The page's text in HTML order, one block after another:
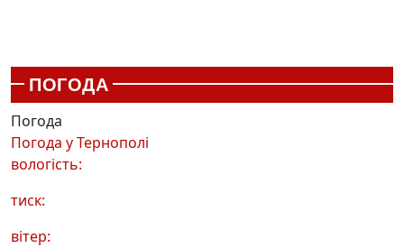
ПОГОДА
Погода
Погода уТернополі
вологість:
тиск:
вітер: